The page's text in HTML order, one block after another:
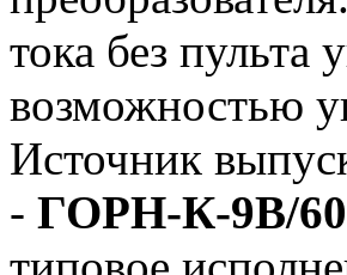
тока без пульта
возможностью
Источник
- ГОРН-К-9В/